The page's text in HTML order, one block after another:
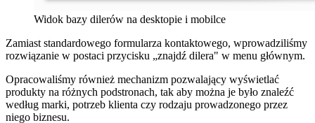
Widok bazy dilerów na desktopie i mobilce
Zamiast standardowego formularza kontaktowego, wprowadziliśmy
rozwiązanie w postaci przycisku „znajdź dilera" w menu głównym.
Opracowaliśmy również mechanizm pozwalający wyświetlać
produkty na różnych podstronach, tak aby można je było znaleźć
według marki, potrzeb klienta czy rodzaju prowadzonego przez
niego biznesu.